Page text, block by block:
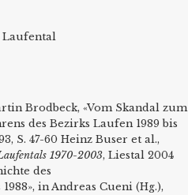
Laufental
Brodbeck, «Vom Skandal zum
des Bezirks Laufen 1989 bis
S. 47-60 Heinz Buser et al.,
1970-2003, Liestal 2004
des
in Andreas Cueni (Hg.),